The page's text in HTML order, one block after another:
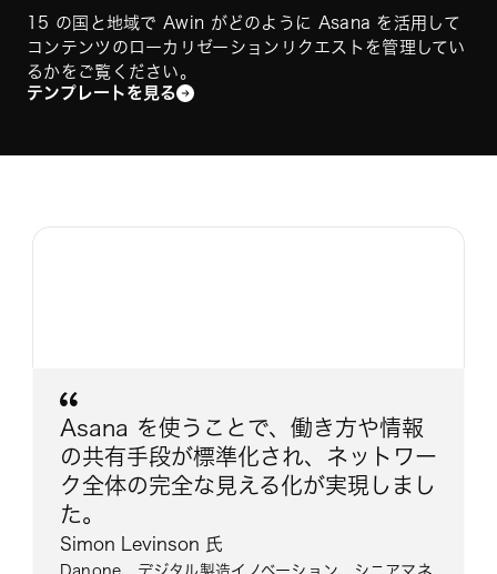
15 の国と地域で Awin がどのように Asana を活用して
コンテンツのローカリゼーションリクエストを管理してい
るかをご覧ください。
テンプレートを見る
Asana を使うことで、働き方や情報
の共有手段が標準化され、ネットワー
ク全体の完全な見える化が実現しまし
た。
Simon Levinson 氏
Danone、デジタル製造イノベーション、シニアマネ